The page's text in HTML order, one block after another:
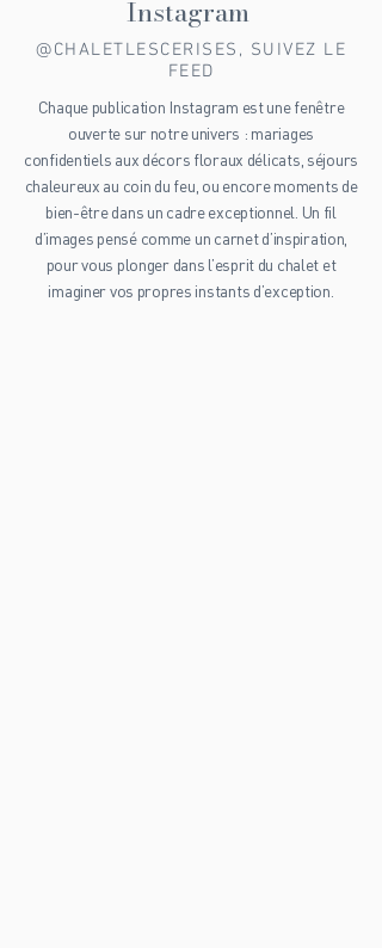
paysage de montagne et espace fitness privé, vous
pouvez continuer à vous entraîner
Chalet les Cerises sur
Instagram
@CHALETLESCERISES, SUIVEZ LE
FEED
Chaque publication Instagram est une fenêtre
ouverte sur notre univers : mariages
confidentiels aux décors floraux délicats, séjours
chaleureux au coin du feu, ou encore moments de
bien-être dans un cadre exceptionnel. Un fil
d’images pensé comme un carnet d’inspiration,